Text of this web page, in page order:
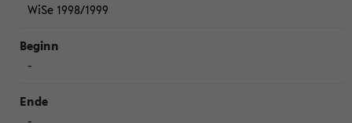
WiSe 1998/1999
-